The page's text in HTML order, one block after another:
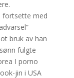
fortsette med
bruk av han
fulgte
I porno
jin i USA